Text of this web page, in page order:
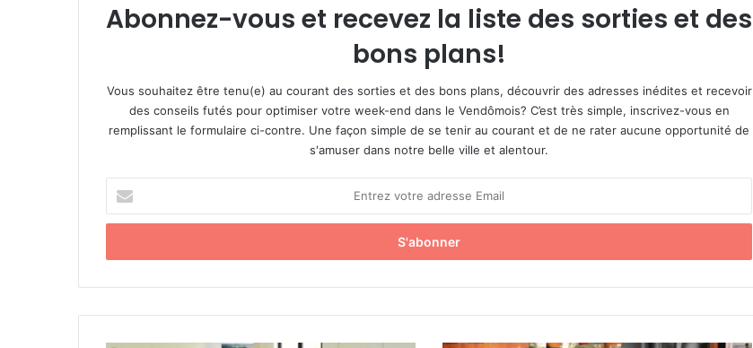
Abonnez-vous et recevez la liste des sorties et des
bons plans!
Vous souhaitez être tenu(e) au courant des sorties et des bons plans, découvrir des adresses inédites et recevoir
des conseils futés pour optimiser votre week-end dans le Vendômois? C’est très simple, inscrivez-vous en
remplissant le formulaire ci-contre. Une façon simple de se tenir au courant et de ne rater aucune opportunité de
s'amuser dans notre belle ville et alentour.
t
e
o